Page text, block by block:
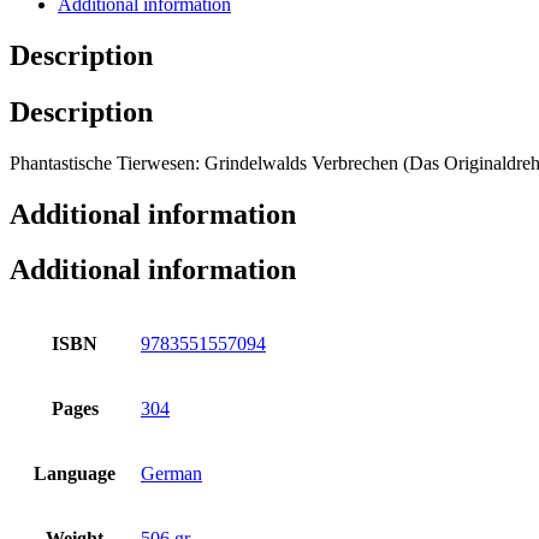
Description
Description
Phantastische Tierwesen: Grindelwalds Verbrechen (Das
Additional information
Additional information
ISBN 9783551557094
Pages 304
Language German